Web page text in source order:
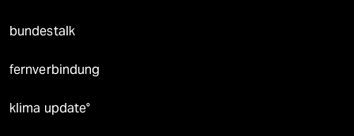
bundestalk
fernverbindung
klima update°